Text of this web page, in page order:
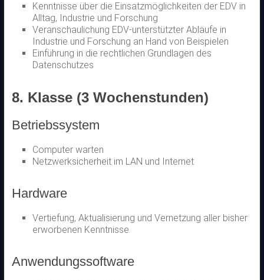
Kenntnisse über die Einsatzmöglichkeiten der EDV in
Alltag, Industrie und Forschung
Veranschaulichung EDV-unterstützter Abläufe in
Industrie und Forschung an Hand von Beispielen
Einführung in die rechtlichen Grundlagen des
Datenschutzes
8. Klasse (3 Wochenstunden)
Betriebssystem
Computer warten
Netzwerksicherheit im LAN und Internet
Hardware
Vertiefung, Aktualisierung und Vernetzung aller bisher
erworbenen Kenntnisse
Anwendungssoftware